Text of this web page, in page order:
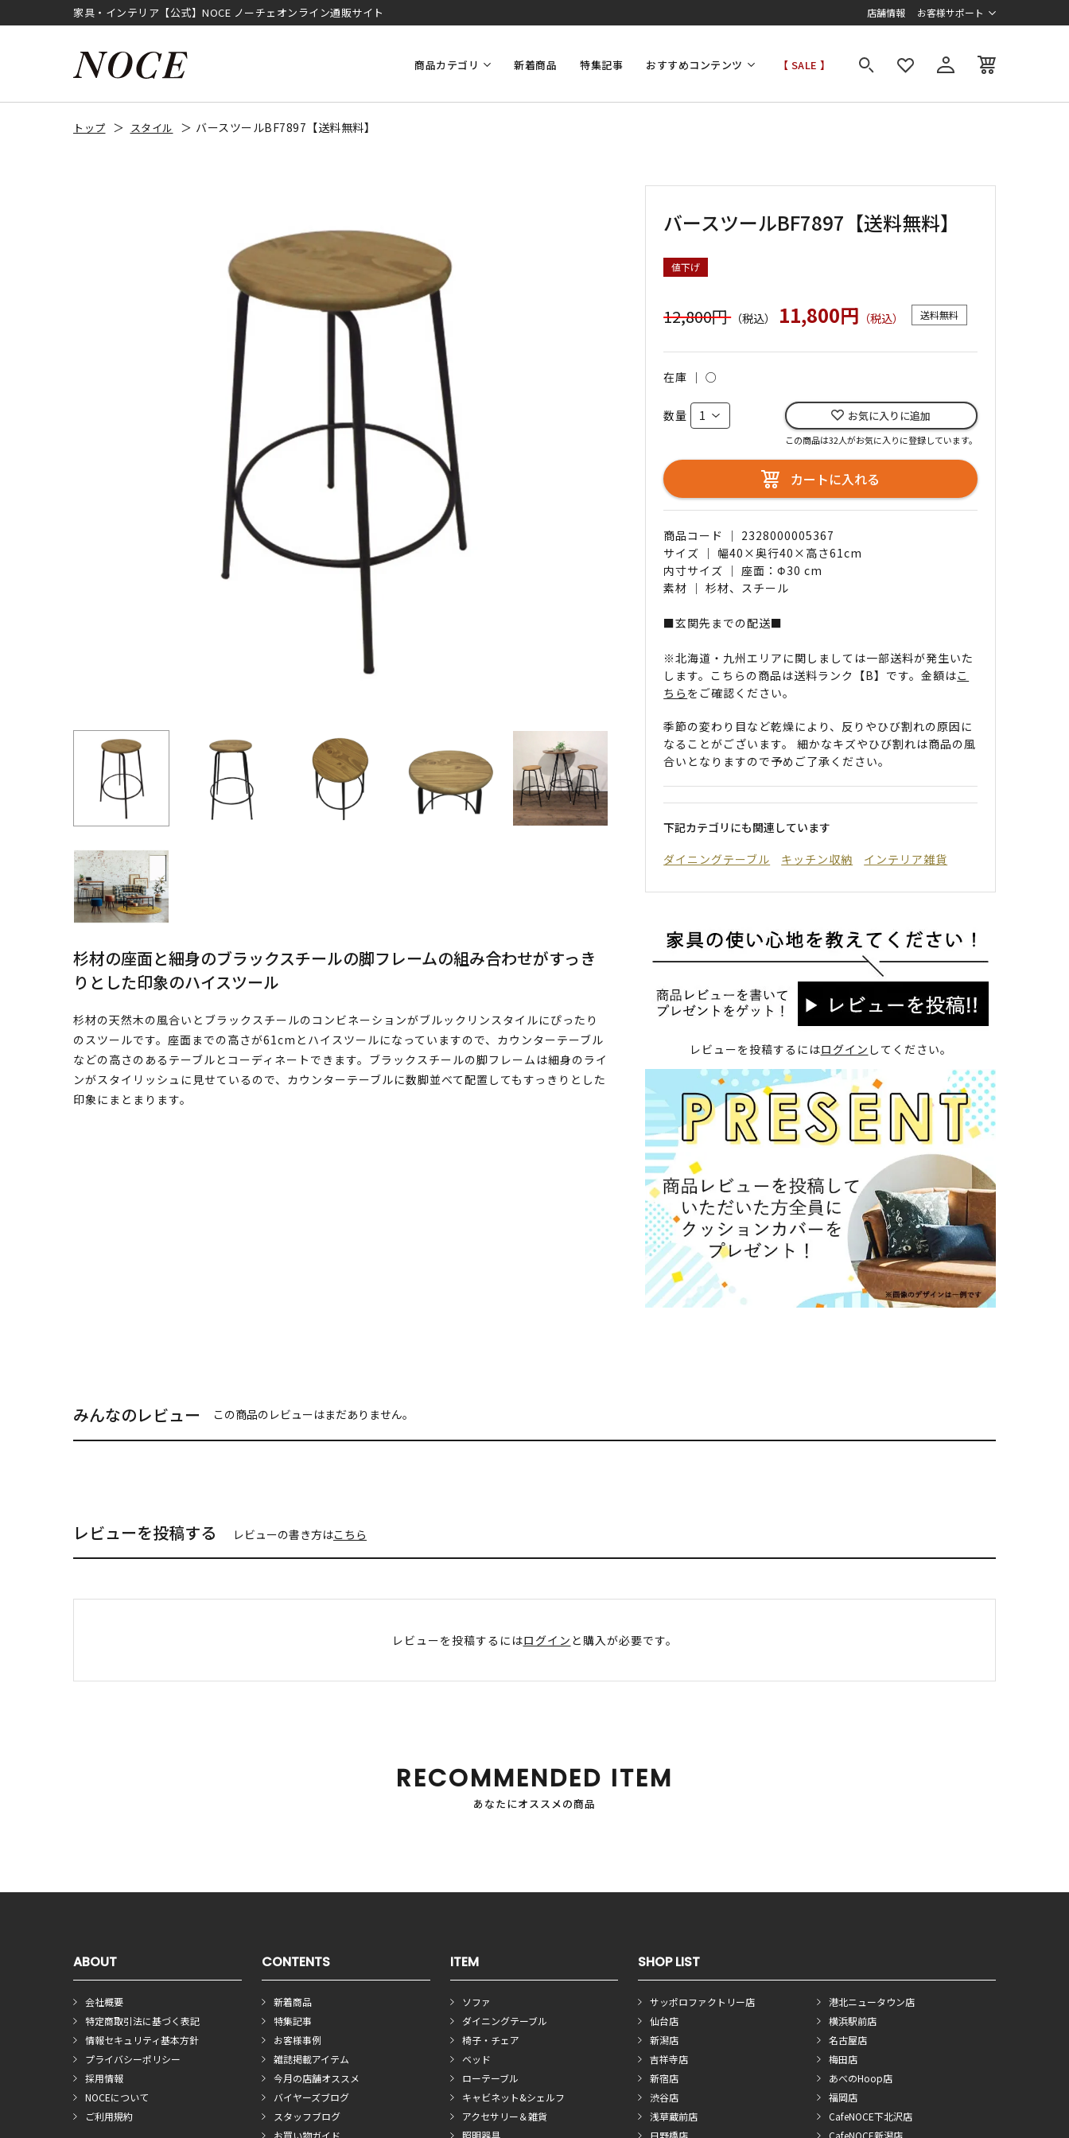
家具・インテリア【公式】NOCE ノーチェオンライン通販サイト 店舗情報 お客様サポート
商品カテゴリ 新着商品 特集記事 おすすめコンテンツ 【 SALE 】
トップ スタイル バースツールBF7897【送料無料】
杉材の座面と細身のブラックスチールの脚フレームの組み合わせがすっき
りとした印象のハイスツール
杉材の天然木の風合いとブラックスチールのコンビネーションがブルックリンスタイルにぴったり
のスツールです。座面までの高さが61cmとハイスツールになっていますので、カウンターテーブル
などの高さのあるテーブルとコーディネートできます。ブラックスチールの脚フレームは細身のライ
ンがスタイリッシュに見せているので、カウンターテーブルに数脚並べて配置してもすっきりとした
印象にまとまります。
バースツールBF7897【送料無料】
値下げ
12,800円（税込） 11,800円 （税込） 送料無料
在庫 ｜○
数量 お気に入りに追加
この商品は32人がお気に入りに登録しています。
カートに入れる
商品コード ｜ 2328000005367
サイズ ｜ 幅40×奥行40×高さ61cm
内寸サイズ ｜ 座面：Φ30 cm
素材 ｜ 杉材、スチール
■玄関先までの配送■
※北海道・九州エリアに関しましては一部送料が発生いた
します。こちらの商品は送料ランク【B】です。金額はこ
ちら をご確認ください。
季節の変わり目など乾燥により、反りやひび割れの原因に
なることがございます。 細かなキズやひび割れは商品の風
合いとなりますので予めご了承ください。
下記カテゴリにも関連しています
ダイニングテーブル
キッチン収納 インテリア雑貨
レビューを投稿するにはログイン してください。
みんなのレビュー この商品のレビューはまだありません。
レビューを投稿する レビューの書き方はこちら
レビューを投稿するにはログイン と購入が必要です。
RECOMMENDED ITEM
あなたにオススメの商品
ABOUT
会社概要
特定商取引法に基づく表記
情報セキュリティ基本方針
プライバシーポリシー
採用情報
NOCEについて
ご利用規約
CONTENTS
新着商品
特集記事
お客様事例
雑誌掲載アイテム
今月の店舗オススメ
バイヤーズブログ
スタッフブログ
お買い物ガイド
ITEM
ソファ
ダイニングテーブル
椅子・チェア
ベッド
ローテーブル
キャビネット&シェルフ
アクセサリー＆雑貨
照明器具
SHOP LIST
サッポロファクトリー店
仙台店
新潟店
吉祥寺店
新宿店
渋谷店
浅草蔵前店
日野橋店
港北ニュータウン店
横浜駅前店
名古屋店
梅田店
あべのHoop店
福岡店
CafeNOCE下北沢店
CafeNOCE新潟店